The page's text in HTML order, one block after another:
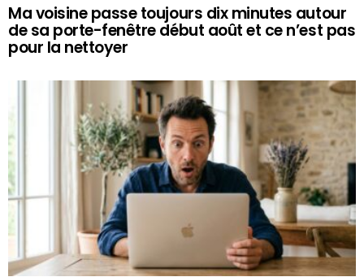
Ma voisine passe toujours dix minutes autour
de sa porte-fenêtre début août et ce n’est pas
pour la nettoyer